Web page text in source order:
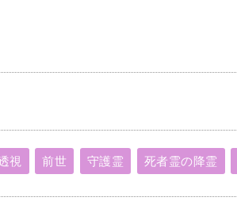
視 前世 守護霊 死者霊の降霊